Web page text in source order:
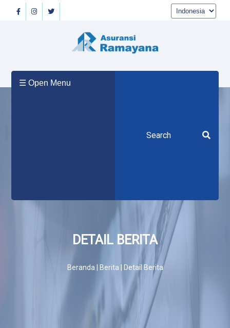
☰ Open Menu
Tentang
Berita
Rekanan
DETAIL BERITA
Beranda | Berita | Detail Berita